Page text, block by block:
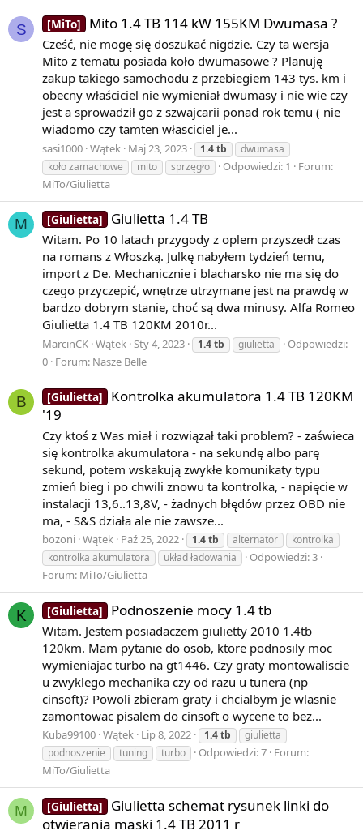
2
+
3
{\displaystyle 1-2+3-4+\ldots }
nieco silniejszej, takiej jak sumowalność metodą Abela.
Szereg
−
4
+
{\displaystyle 1-2+3-4+\ldots }
jest blisko związany z szeregiem Grandiego
1
−
1
{\displaystyle 1-1+1-1+\ldots }
Euler omawiał je jako specjalne przypadki
S [MiTo] Mito 1.4 TB 114 kW 155KM Dwumasa ?
Cześć, nie mogę się doszukać nigdzie. Czy ta wersja
Mito z tematu posiada koło dwumasowe ? Planuję
zakup takiego samochodu z przebiegiem 143 tys. km i
obecny właściciel nie wymieniał dwumasy i nie wie czy
jest a sprowadził go z szwajcarii ponad rok temu ( nie
wiadomo czy tamten własciciel je...
sasi1000 Wątek Maj 23, 2023 1.4tb
dwumasa
koło zamachowe
mito sprzęgło Odpowiedzi: 1
Forum:
MiTo/Giulietta
M [Giulietta] Giulietta 1.4 TB
Witam. Po 10 latach przygody z oplem przyszedł czas
na romans z Włoszką. Julkę nabyłem tydzień temu,
import z De. Mechanicznie i blacharsko nie ma się do
czego przyczepić, wnętrze utrzymane jest na prawdę w
bardzo dobrym stanie, choć są dwa minusy. Alfa Romeo
Giulietta 1.4 TB 120KM 2010r...
MarcinCK Wątek Sty 4, 2023 1.4tb giulietta
Odpowiedzi:
0 Forum: Nasze Belle
B [Giulietta]
Kontrolka akumulatora 1.4 TB 120KM
'19
Czy ktoś z Was miał i rozwiązał taki problem? - zaświeca
się kontrolka akumulatora - na sekundę albo parę
sekund, potem wskakują zwykłe komunikaty typu
zmień bieg i po chwili znowu ta kontrolka, - napięcie w
instalacji 13,6..13,8V, - żadnych błędów przez OBD nie
ma, - S&S działa ale nie zawsze...
bozoni Wątek Paź 25, 2022 1.4tb alternator
kontrolka
kontrolka akumulatora
układ ładowania
Odpowiedzi: 3
Forum: MiTo/Giulietta
K [Giulietta] Podnoszenie mocy 1.4 tb
Witam. Jestem posiadaczem giulietty 2010 1.4tb
120km. Mam pytanie do osob, ktore podnosily moc
wymieniajac turbo na gt1446. Czy graty montowaliscie
u zwyklego mechanika czy od razu u tunera (np
cinsoft)? Powoli zbieram graty i chcialbym je wlasnie
zamontowac pisalem do cinsoft o wycene to bez...
Kuba99100 Wątek Lip 8, 2022 1.4tb
giulietta
podnoszenie
tuning turbo Odpowiedzi: 7 Forum:
MiTo/Giulietta
M [Giulietta]
Giulietta schemat rysunek linki do
otwierania maski 1.4 TB 2011 r